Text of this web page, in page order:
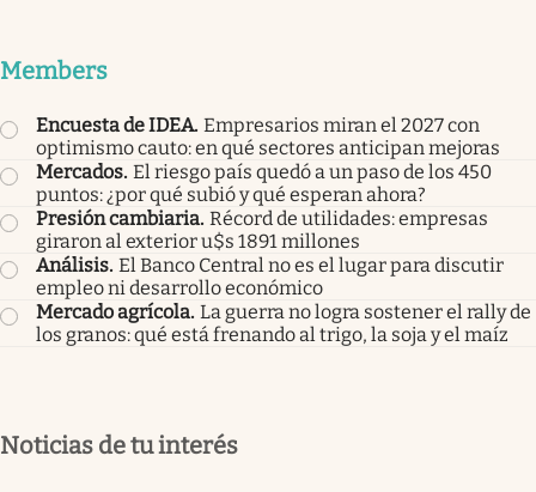
Members
Encuesta de IDEA. Empresarios miran el 2027 con
optimismo cauto: en qué sectores anticipan mejoras
Mercados. El riesgo país quedó a un paso de los 450
puntos: ¿por qué subió y qué esperan ahora?
Presión cambiaria. Récord de utilidades: empresas
giraron al exterior u$s 1891 millones
Análisis. El Banco Central no es el lugar para discutir
empleo ni desarrollo económico
Mercado agrícola. La guerra no logra sostener el rally de
los granos: qué está frenando al trigo, la soja y el maíz
Noticias de tu interés